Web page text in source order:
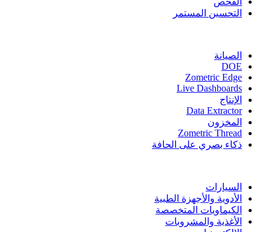
التحسين المستمر
الصيانة
DOE
Zometric Edge
Live Dashboards
الإنتاج
Data Extractor
المخزون
Zometric Thread
ذكاء بصري على الحافة
السيارات
الأدوية والأجهزة الطبية
الكيماويات المتخصصة
الأغذية والمشروبات